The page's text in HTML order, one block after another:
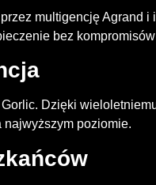
multigencję Agrand i
bez
Dzięki
najwyższym poziomie.